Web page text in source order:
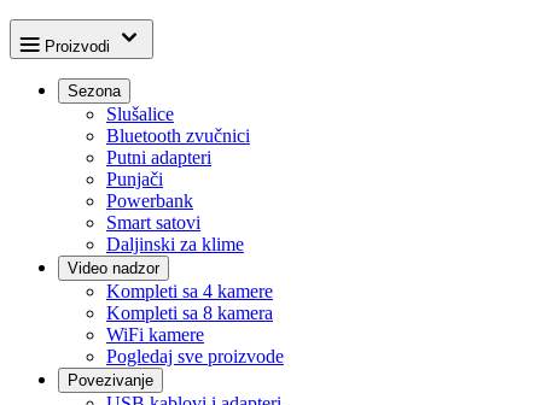
Proizvodi
Sezona
Slušalice
Bluetooth zvučnici
Putni adapteri
Punjači
Powerbank
Smart satovi
Daljinski za klime
Video nadzor
Kompleti sa 4 kamere
Kompleti sa 8 kamera
WiFi kamere
Pogledaj sve proizvode
Povezivanje